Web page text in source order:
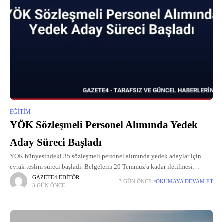
EĞITIM
YÖK Sözleşmeli Personel Alımında Yedek
Aday Süreci Başladı
YÖK bünyesindeki 35 sözleşmeli personel alımında yedek adaylar için
evrak teslim süreci başladı. Belgelerin 20 Temmuz'a kadar iletilmesi
gerekiyor.GAZETE4 EDITÖR
3 GÜN ÖNCE
3 GÜN ÖNCE OKUMAYA DEVAM ET